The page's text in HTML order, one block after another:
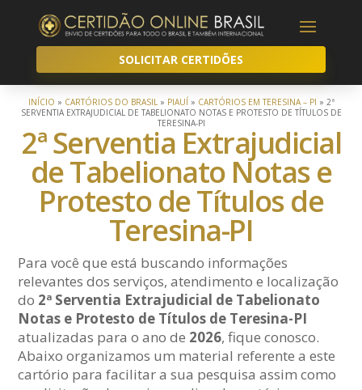
SOLICITAR CERTIDÕES
INÍCIO » CARTÓRIOS DO BRASIL» PIAUÍ » CARTÓRIOS EM TERESINA – PI » 2ª
SERVENTIA EXTRAJUDICIAL DE TABELIONATO NOTAS E PROTESTO DE TÍTULOS DE
TERESINA-PI
2ª Serventia Extrajudicial
de Tabelionato Notas e
Protesto de Títulos de
Teresina-PI
Para você que está buscando informações
relevantes dos serviços, atendimento e localização
do 2ª Serventia Extrajudicial de Tabelionato
Notas e Protesto de Títulos de Teresina-PI
atualizadas para o ano de 2026, fique conosco.
Abaixo organizamos um material referente a este
cartório para facilitar a sua pesquisa assim como